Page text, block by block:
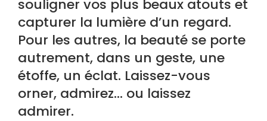
souligner vos plus beaux atouts et
capturer la lumière d’un regard.
Pour les autres, la beauté se porte
autrement, dans un geste, une
étoffe, un éclat. Laissez-vous
orner, admirez… ou laissez
admirer.